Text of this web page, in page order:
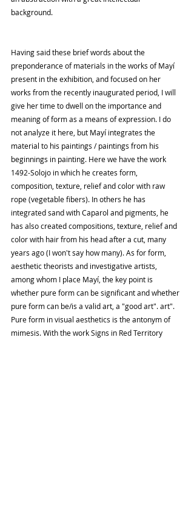
background.
Having said these brief words about the
preponderance of materials in the works of Mayí
present in the exhibition, and focused on her
works from the recently inaugurated period, I will
give her time to dwell on the importance and
meaning of form as a means of expression. I do
not analyze it here, but Mayí integrates the
material to his paintings / paintings from his
beginnings in painting. Here we have the work
1492-Solojo in which he creates form,
composition, texture, relief and color with raw
rope (vegetable fibers). In others he has
integrated sand with Caparol and pigments, he
has also created compositions, texture, relief and
color with hair from his head after a cut, many
years ago (I won't say how many). As for form,
aesthetic theorists and investigative artists,
among whom I place Mayí, the key point is
whether pure form can be significant and whether
pure form can be/is a valid art, a "good art". art".
Pure form in visual aesthetics is the antonym of
mimesis. With the work Signs in Red Territory